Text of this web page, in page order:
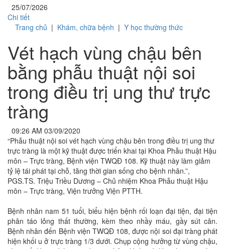
25/07/2026
Chi tiết
Trang chủ | Khám, chữa bệnh | Y học thường thức
Vét hạch vùng chậu bên
bằng phẫu thuật nội soi
trong điều trị ung thư trực
tràng
09:26 AM 03/09/2020
“Phẫu thuật nội soi vét hạch vùng chậu bên trong điều trị ung thư
trực tràng là một kỹ thuật được triển khai tại Khoa Phẫu thuật Hậu
môn – Trực tràng, Bệnh viện TWQĐ 108. Kỹ thuật này làm giảm
tỷ lệ tái phát tại chỗ, tăng thời gian sống cho bệnh nhân.”,
PGS.TS. Triệu Triều Dương – Chủ nhiệm Khoa Phẫu thuật Hậu
môn – Trực tràng, Viện trưởng Viện PTTH.
Bệnh nhân nam 51 tuổi, biểu hiện bệnh rối loạn đại tiện, đại tiện
phân táo lỏng thất thường, kèm theo nhầy máu, gầy sút cân.
Bệnh nhân đến Bệnh viện TWQĐ 108, được nội soi đại tràng phát
hiện khối u ở trực tràng 1/3 dưới. Chụp cộng hưởng từ vùng chậu,